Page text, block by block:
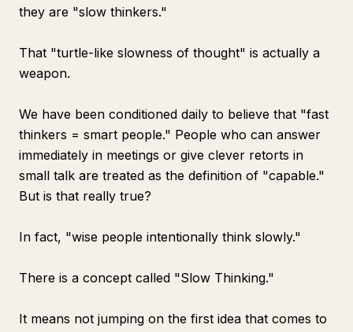
they are "slow thinkers."
That "turtle-like slowness of thought" is actually a
weapon.
We have been conditioned daily to believe that "fast
thinkers = smart people." People who can answer
immediately in meetings or give clever retorts in
small talk are treated as the definition of "capable."
But is that really true?
In fact, "wise people intentionally think slowly."
There is a concept called "Slow Thinking."
It means not jumping on the first idea that comes to